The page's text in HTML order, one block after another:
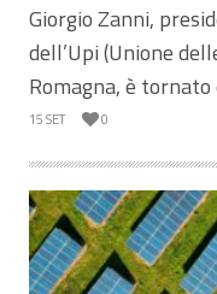
Giorgio Zanni,
dell’Upi (Unione
Romagna, è
15 SET 0